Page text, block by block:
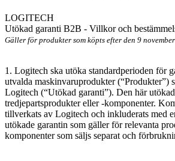
LOGITECH
Utökad garanti B2B - Villkor och
Gäller för produkter som köpts efter den 9
1. Logitech ska utöka standardperioden för
utvalda maskinvaruprodukter (“Produkter”)
Logitech (“Utökad garanti”). Den här
tredjepartsprodukter eller -komponenter.
tillverkats av Logitech och inkluderats med
utökade garantin som gäller för relevanta
komponenter som säljs separat och